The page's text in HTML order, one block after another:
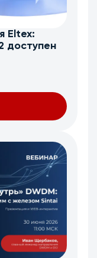
Eltex:
доступен